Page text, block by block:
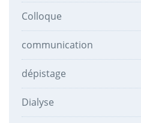
Colloque
communication
dépistage
Dialyse